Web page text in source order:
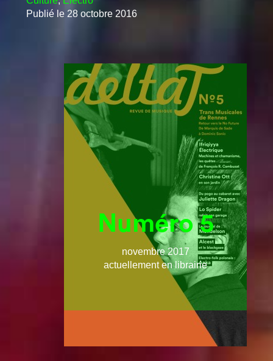
Publié le 28 octobre 2016
Numéro 5
novembre 2017
actuellement en librairie